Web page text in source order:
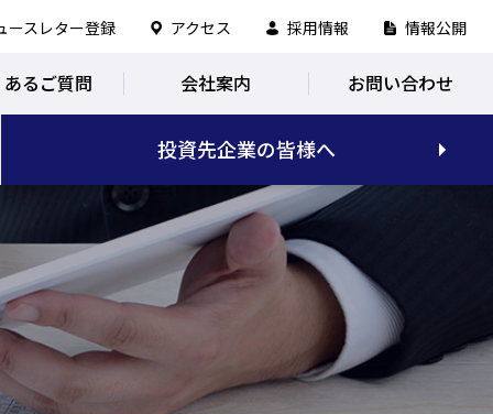
ースレター登録 アクセス 採用情報 情報公開
るご質問 会社案内 お問い合わせ
投資先企業の皆様へ